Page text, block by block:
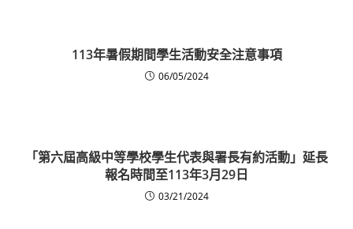
113年暑假期間學生活動安全注意事項
06/05/2024
「第六屆高級中等學校學生代表與署長有約活動」延長
報名時間至113年3月29日
03/21/2024